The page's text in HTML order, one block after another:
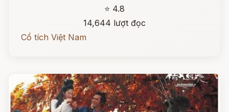
⭐ 4.8
14,644 lượt đọc
Cổ tích Việt Nam